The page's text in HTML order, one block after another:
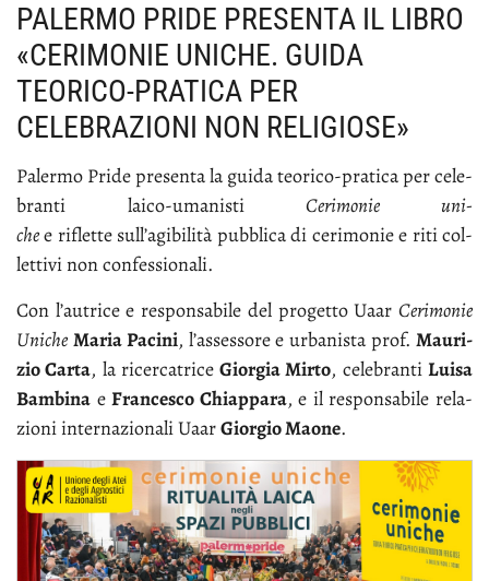
PALERMO PRIDE PRESENTA IL LIBRO
«CERIMONIE UNICHE. GUIDA
TEORICO-PRATICA PER
CELEBRAZIONI NON RELIGIOSE»
Pa­ler­mo Pri­de pre­sen­ta la gui­da teo­ri­co-pra­ti­ca per ce­le­
bran­ti lai­co-uma­ni­stiCe­ri­mo­nie uni­
chee ri­flet­te sul­l’a­gi­bi­li­tà pub­bli­ca di ce­ri­mo­nie e ri­ti col­
let­ti­vi non con­fes­sio­na­li.
Con l’au­tri­ce e re­spon­sa­bi­le del pro­get­to Uaar Ce­ri­mo­nie
Uni­che Ma­ria Pa­ci­ni, l’as­ses­so­re e ur­ba­ni­sta prof.Mau­ri­
zio Car­ta, la ri­cer­ca­tri­ce Gior­gia Mir­to, ce­le­bran­tiLui­sa
Bam­bi­na eFran­ce­sco Chiap­pa­ra, e il re­spon­sa­bi­le re­la­
zio­ni in­ter­na­zio­na­li UaarGior­gio Mao­ne.